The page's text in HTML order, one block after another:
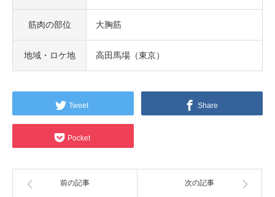
筋肉の部位 大胸筋
地域・ロケ地 高田馬場（東京）
Tweet Share
Pocket
前の記事 次の記事